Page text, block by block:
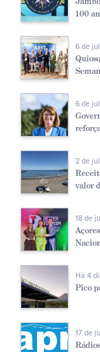
100
6 de
6 de
2 de
valor
18 de
Há 4
Pico
17 de